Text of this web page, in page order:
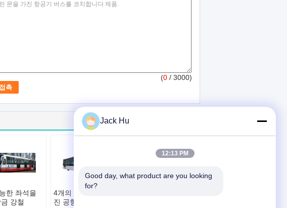
(0 / 3000)
한 좌석을
강철
4개의 치기 디젤 엔
진 공항은 경사로 버
Jack Hu
12:13 PM
Good day, what product are you looking
for?